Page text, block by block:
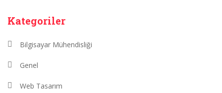
Kategoriler
Bilgisayar Mühendisliği
Genel
Web Tasarım